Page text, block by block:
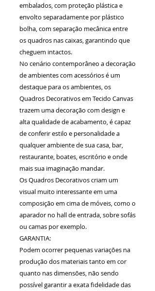
embalados, com proteção plástica e
envolto separadamente por plástico
bolha, com separação mecânica entre
os quadros nas caixas, garantindo que
cheguem intactos.
No cenário contemporâneo a decoração
de ambientes com acessórios é um
destaque para os ambientes, os
Quadros Decorativos em Tecido Canvas
trazem uma decoração com design e
alta qualidade de acabamento, é capaz
de conferir estilo e personalidade a
qualquer ambiente de sua casa, bar,
restaurante, boates, escritório e onde
mais sua imaginação mandar.
Os Quadros Decorativos criam um
visual muito interessante em uma
composição em cima de móveis, como o
aparador no hall de entrada, sobre sofás
ou camas por exemplo.
GARANTIA:
Podem ocorrer pequenas variações na
produção dos materiais tanto em cor
quanto nas dimensões, não sendo
possível garantir a exata fidelidade das